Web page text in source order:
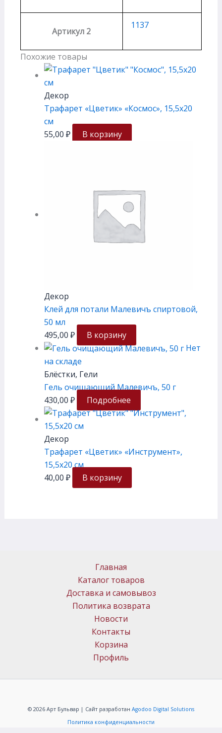
Артикул 2
1137
Похожие товары
Декор
Трафарет «Цветик» «Космос», 15,5х20
см
55,00 ₽ В корзину
Декор
Клей для потали Малевичъ спиртовой,
50 мл
495,00 ₽
В корзину
Нет
на складе
Блёстки, Гели
Гель очищающий Малевичъ, 50 г
430,00 ₽ Подробнее
Декор
Трафарет «Цветик» «Инструмент»,
15,5х20 см
40,00 ₽ В корзину
Главная
Каталог товаров
Доставка и самовывоз
Политика возврата
Новости
Контакты
Корзина
Профиль
© 2026 Арт Бульвар | Сайт разработан Agodoo Digital Solutions
Политика конфиденциальности